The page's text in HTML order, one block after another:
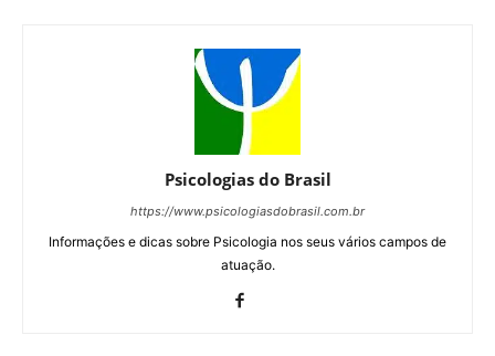
Psicologias do Brasil
https://www.psicologiasdobrasil.com.br
Informações e dicas sobre Psicologia nos seus vários campos de
atuação.